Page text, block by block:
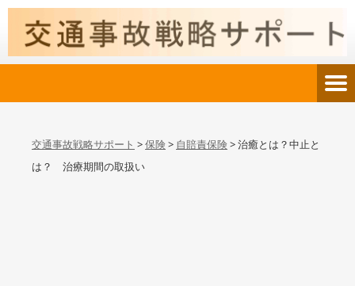
交通事故戦略サポート >保険> 自賠責保険>治癒とは？中止と
は？ 治療期間の取扱い